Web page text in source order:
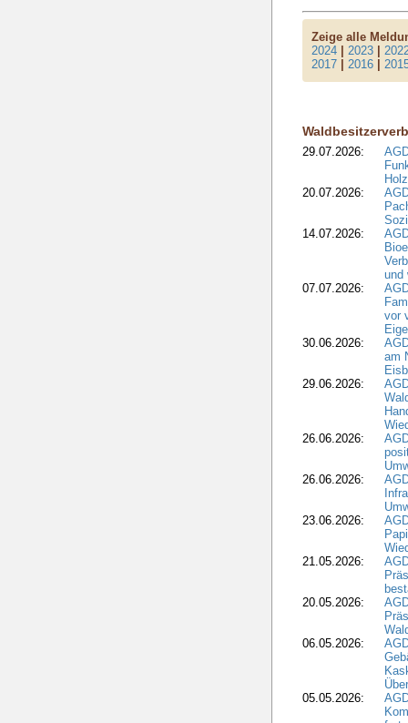
Zeige alle
2024 |2023 |
2017 |2016 |
29.07.2026:
20.07.2026:
14.07.2026:
und
07.07.2026:
vor
30.06.2026:
am
29.06.2026:
26.06.2026:
26.06.2026:
23.06.2026:
21.05.2026:
20.05.2026:
06.05.2026:
05.05.2026: